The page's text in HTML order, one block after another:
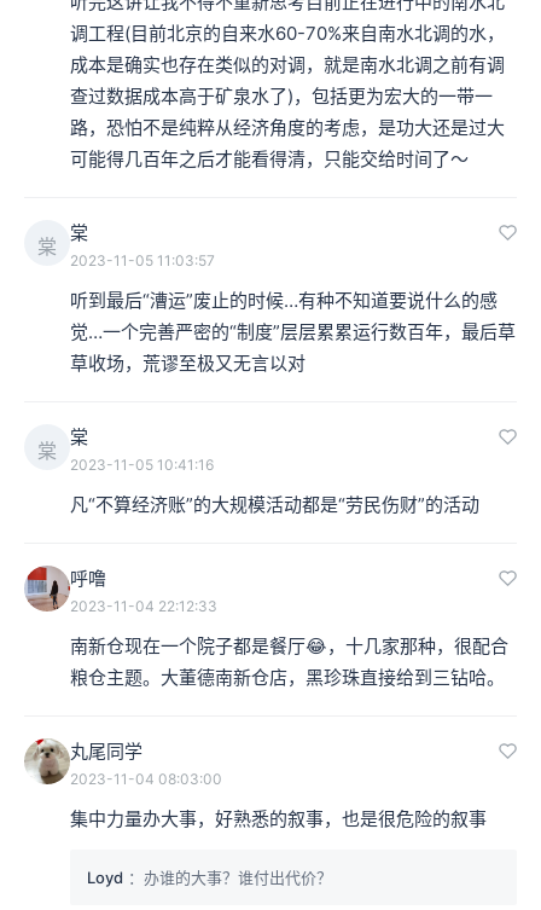
调工程(目前北京的自来水60-70%来自南水北调的水，
成本是确实也存在类似的对调，就是南水北调之前有调
查过数据成本高于矿泉水了)，包括更为宏大的一带一
路，恐怕不是纯粹从经济角度的考虑，是功大还是过大
可能得几百年之后才能看得清，只能交给时间了～
棠
棠
2023-11-05 11:03:57
听到最后“漕运”废止的时候…有种不知道要说什么的感
觉…一个完善严密的“制度”层层累累运行数百年，最后草
草收场，荒谬至极又无言以对
棠
棠
2023-11-05 10:41:16
凡“不算经济账”的大规模活动都是“劳民伤财”的活动
呼噜
2023-11-04 22:12:33
南新仓现在一个院子都是餐厅😂，十几家那种，很配合
粮仓主题。大董德南新仓店，黑珍珠直接给到三钻哈。
丸尾同学
2023-11-04 08:03:00
集中力量办大事，好熟悉的叙事，也是很危险的叙事
Loyd ：办谁的大事？谁付出代价？